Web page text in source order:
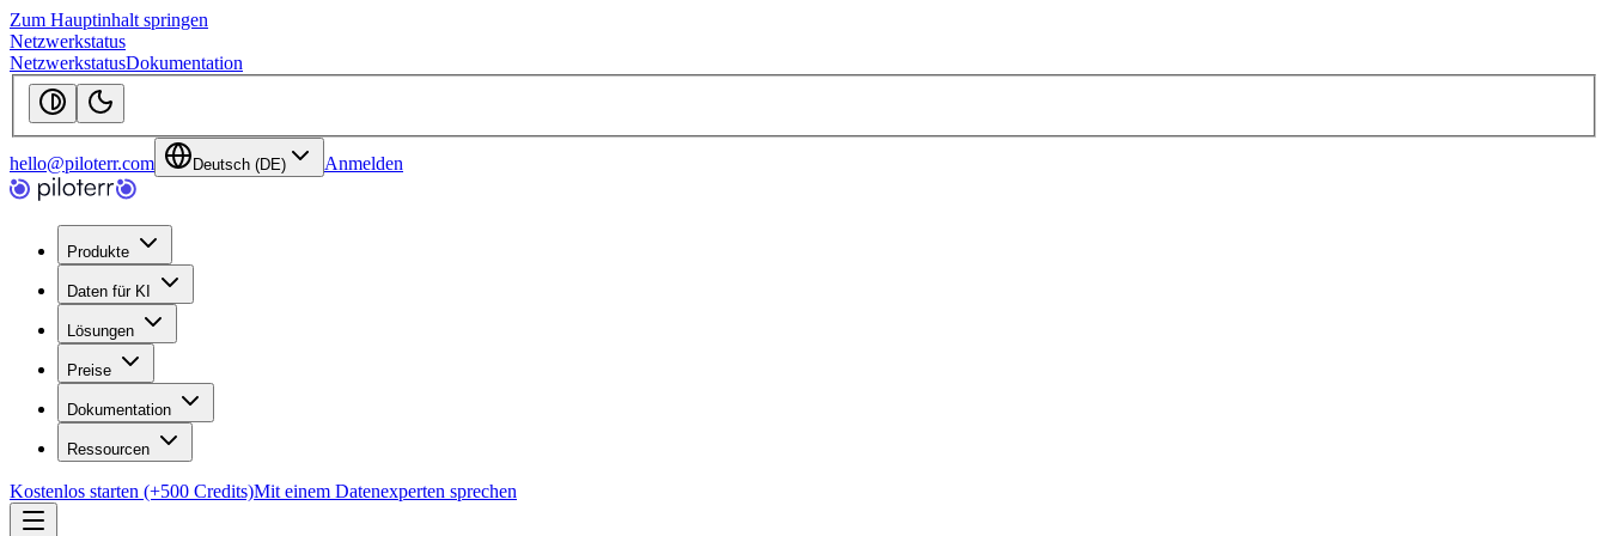
Zum Hauptinhalt springen
Netzwerkstatus
NetzwerkstatusDokumentation
hello@piloterr.com Deutsch (DE) Anmelden
Produkte
Daten für KI
Lösungen
Preise
Dokumentation
Ressourcen
Kostenlos starten (+500 Credits)Mit einem Datenexperten sprechen